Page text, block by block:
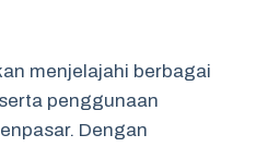
menjelajahi berbagai
penggunaan
Dengan